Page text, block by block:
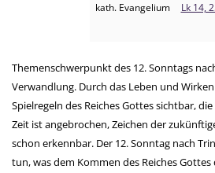
kath. Evangelium Lk 14,
Themenschwerpunkt des 12. Sonntags
Verwandlung. Durch das Leben und
Spielregeln des Reiches Gottes sichtbar,
Zeit ist angebrochen, Zeichen der
schon erkennbar. Der 12. Sonntag nach
tun, was dem Kommen des Reiches